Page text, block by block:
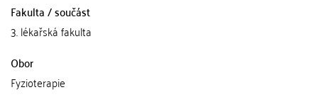
Fakulta / součást
3. lékařská fakulta
Obor
Fyzioterapie